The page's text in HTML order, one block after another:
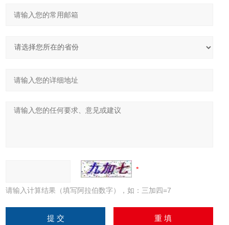
请输入计算结果（填写阿拉伯数字），如：三加四=7